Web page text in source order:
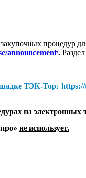
announcement/.
ТЭК-Торг
на электронных
не использует.